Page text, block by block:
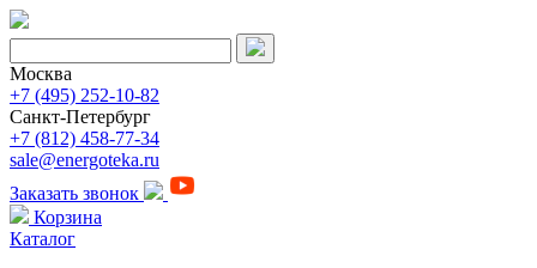
Москва
+7 (495) 252-10-82
Санкт-Петербург
+7 (812) 458-77-34
sale@energoteka.ru
Заказать звонок
Корзина
Каталог